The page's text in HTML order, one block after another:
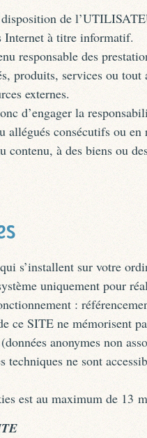
de
Internet à titre informatif.
responsable des
produits, services ou
externes.
d’engager la
allégués consécutifs ou
contenu, à des biens ou
s’installent sur votre
uniquement pour
:
ce SITE ne mémorisent
anonymes non
techniques ne sont
est au maximum de 13